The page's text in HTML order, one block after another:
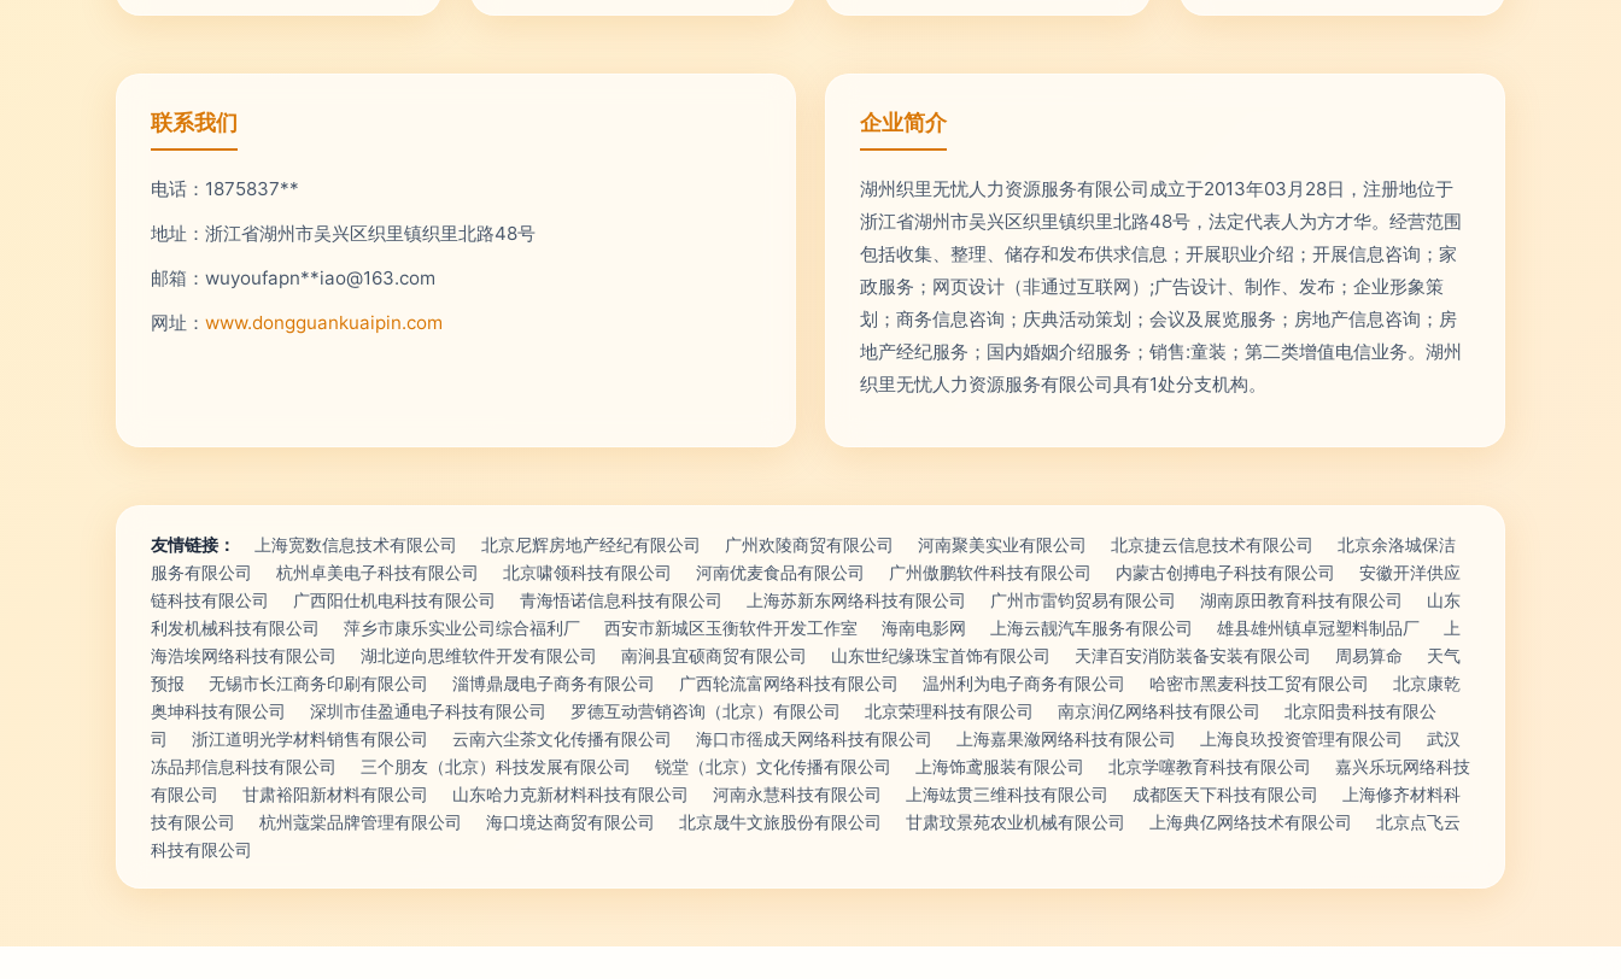
联系我们
电话：1875837**
地址：浙江省湖州市吴兴区织里镇织里北路48号
邮箱：wuyoufapn**iao@163.com
网址： www.dongguankuaipin.com
企业简介
湖州织里无忧人力资源服务有限公司成立于2013年03月28日，注册地位于
浙江省湖州市吴兴区织里镇织里北路48号，法定代表人为方才华。经营范围
包括收集、整理、储存和发布供求信息；开展职业介绍；开展信息咨询；家
政服务；网页设计（非通过互联网）;广告设计、制作、发布；企业形象策
划；商务信息咨询；庆典活动策划；会议及展览服务；房地产信息咨询；房
地产经纪服务；国内婚姻介绍服务；销售:童装；第二类增值电信业务。湖州
织里无忧人力资源服务有限公司具有1处分支机构。
友情链接： 上海宽数信息技术有限公司 北京尼辉房地产经纪有限公司 广州欢陵商贸有限公司 河南聚美实业有限公司 北京捷云信息技术有限公司
北京余洛城保洁
服务有限公司
杭州卓美电子科技有限公司 北京啸领科技有限公司 河南优麦食品有限公司 广州傲鹏软件科技有限公司 内蒙古创搏电子科技有限公司
安徽开洋供应
链科技有限公司
广西阳仕机电科技有限公司 青海悟诺信息科技有限公司 上海苏新东网络科技有限公司 广州市雷钧贸易有限公司 湖南原田教育科技有限公司
山东
利发机械科技有限公司
萍乡市康乐实业公司综合福利厂 西安市新城区玉衡软件开发工作室 海南电影网 上海云靓汽车服务有限公司 雄县雄州镇卓冠塑料制品厂
上
海浩埃网络科技有限公司
湖北逆向思维软件开发有限公司 南涧县宜硕商贸有限公司 山东世纪缘珠宝首饰有限公司 天津百安消防装备安装有限公司 周易算命
天气
预报
无锡市长江商务印刷有限公司 淄博鼎晟电子商务有限公司 广西轮流富网络科技有限公司 温州利为电子商务有限公司 哈密市黑麦科技工贸有限公司
北京康乾
奥坤科技有限公司
深圳市佳盈通电子科技有限公司 罗德互动营销咨询（北京）有限公司 北京荣理科技有限公司 南京润亿网络科技有限公司
北京阳贵科技有限公
司
浙江道明光学材料销售有限公司 云南六尘茶文化传播有限公司 海口市徭成天网络科技有限公司 上海嘉果潋网络科技有限公司 上海良玖投资管理有限公司
武汉
冻品邦信息科技有限公司
三个朋友（北京）科技发展有限公司 锐堂（北京）文化传播有限公司 上海饰鸢服装有限公司 北京学噻教育科技有限公司
嘉兴乐玩网络科技
有限公司
甘肃裕阳新材料有限公司 山东哈力克新材料科技有限公司 河南永慧科技有限公司 上海竑贯三维科技有限公司 成都医天下科技有限公司
上海修齐材料科
技有限公司
杭州蔻棠品牌管理有限公司 海口境达商贸有限公司 北京晟牛文旅股份有限公司 甘肃玟景苑农业机械有限公司 上海典亿网络技术有限公司
北京点飞云
科技有限公司